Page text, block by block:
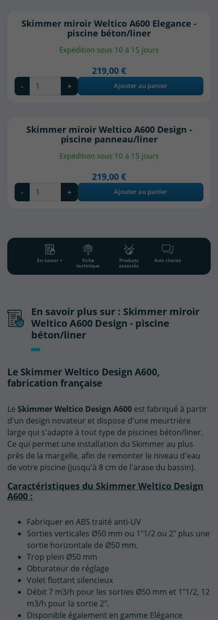
Skimmer miroir Weltico A600 Elegance -
piscine béton/liner
Expédition sous 10 à 15 jours
219,00 €
- + Ajouter au panier
Skimmer miroir Weltico A600 Design -
piscine panneau/liner
Expédition sous 10 à 15 jours
219,00 €
- + Ajouter au panier
En savoir + Fiche
technique
Produits
associés
Avis clients
En savoir plus sur : Skimmer miroir
Weltico A600 Design - piscine
béton/liner
Le Skimmer Weltico Design A600,
fabrication française
Le Skimmer Weltico Design A600 est fabriqué à partir
d'un design novateur et dispose d'une meurtrière
large qui s'adapte à tout type de piscines béton/liner.
Ce qui permet une installation du Skimmer au plus
près de la margelle, afin de remonter le niveau d'eau
de votre piscine (jusqu'à 8 cm de l'arase du bassin).
Caractéristiques du Skimmer Weltico Design
A600 :
Fabriquer en ABS traité anti-UV
Sorties verticales Ø50 mm ou 1"1/2 ou 2" plus une
sortie horizontale de Ø50 mm.
Trop plein Ø50 mm
Obturateur de réglage
Volet flottant silencieux
Débit 7 m3/h pour les sorties Ø50 mm et 1"1/2, 12
m3/h pour la sortie 2".
Disponible également en gamme Elégance